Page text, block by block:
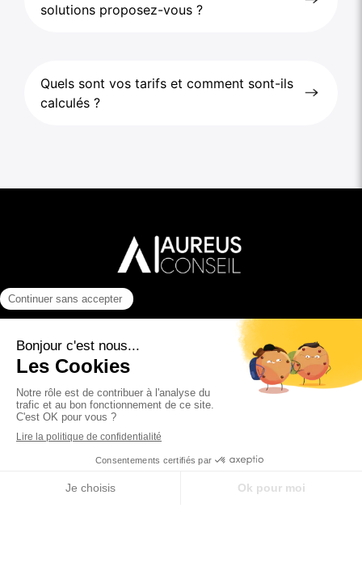
solutions proposez-vous ?
Quels sont vos tarifs et comment sont-ils
calculés ?
Politiqure de confidentialité
Cookies
S'abonner